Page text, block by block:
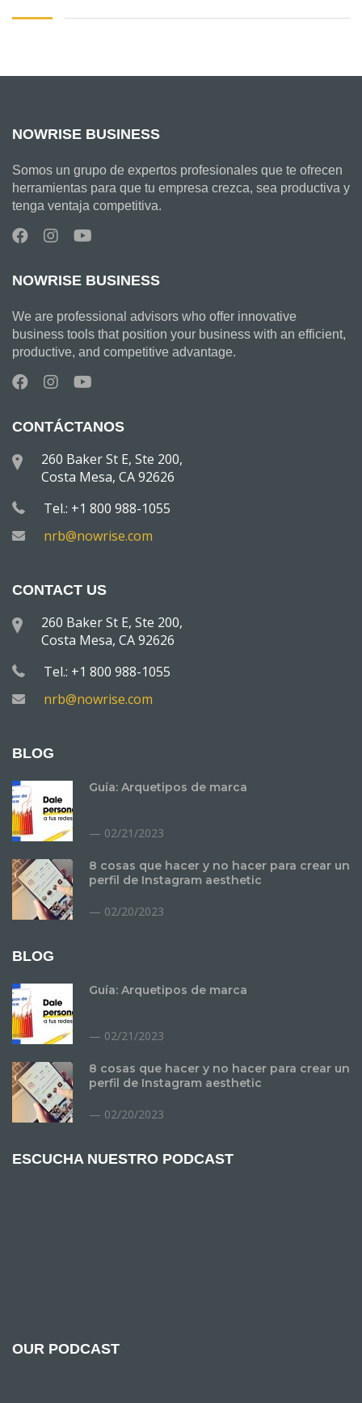
NOWRISE BUSINESS
Somos un grupo de expertos profesionales que te ofrecen
herramientas para que tu empresa crezca, sea productiva y
tenga ventaja competitiva.
NOWRISE BUSINESS
We are professional advisors who offer innovative
business tools that position your business with an efficient,
productive, and competitive advantage.
CONTÁCTANOS
260 Baker St E, Ste 200,
Costa Mesa, CA 92626
Tel.: +1 800 988-1055
nrb@nowrise.com
CONTACT US
260 Baker St E, Ste 200,
Costa Mesa, CA 92626
Tel.: +1 800 988-1055
nrb@nowrise.com
BLOG
Guía: Arquetipos de marca
02/21/2023
8 cosas que hacer y no hacer para crear un
perfil de Instagram aesthetic
02/20/2023
BLOG
Guía: Arquetipos de marca
02/21/2023
8 cosas que hacer y no hacer para crear un
perfil de Instagram aesthetic
02/20/2023
ESCUCHA NUESTRO PODCAST
OUR PODCAST